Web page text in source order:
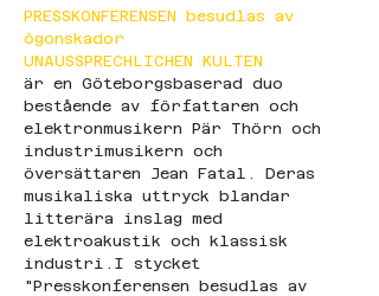
PRESSKONFERENSEN besudlas av
ögonskador
UNAUSSPRECHLICHEN KULTEN
är en Göteborgsbaserad duo
bestående av författaren och
elektronmusikern Pär Thörn och
industrimusikern och
översättaren Jean Fatal. Deras
musikaliska uttryck blandar
litterära inslag med
elektroakustik och klassisk
industri.I stycket
"Presskonferensen besudlas av